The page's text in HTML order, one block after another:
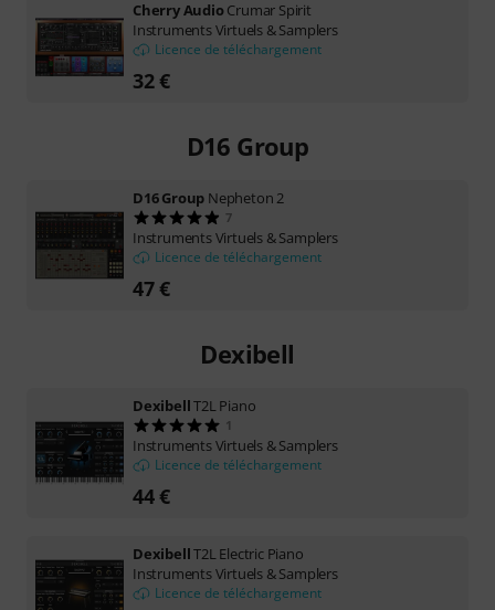
Cherry AudioCrumar Spirit
Instruments Virtuels & Samplers
Licence de téléchargement
32 €
D16 Group
D16 Group Nepheton 2
7
Instruments Virtuels & Samplers
Licence de téléchargement
47 €
Dexibell
DexibellT2L Piano
1
Instruments Virtuels & Samplers
Licence de téléchargement
44 €
DexibellT2L Electric Piano
Instruments Virtuels & Samplers
Licence de téléchargement